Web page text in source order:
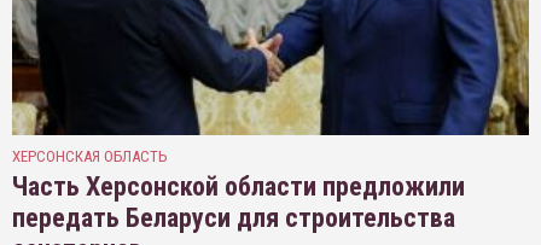
ХЕРСОНСКАЯ ОБЛАСТЬ
Часть Херсонской области предложили
передать Беларуси для строительства